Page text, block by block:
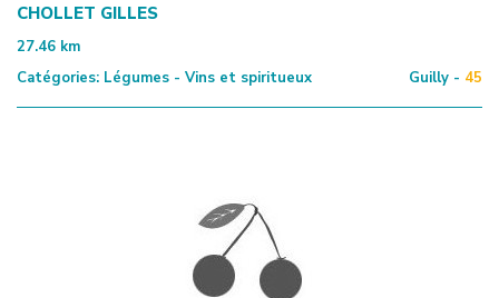
CHOLLET GILLES
27.46 km
Catégories: Légumes - Vins et spiritueux Guilly - 45